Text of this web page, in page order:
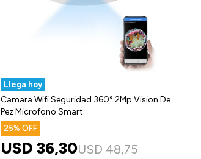
Llega hoy
Camara Wifi Seguridad 360° 2Mp Vision De
Pez Microfono Smart
25
USD 36,30USD 48,75